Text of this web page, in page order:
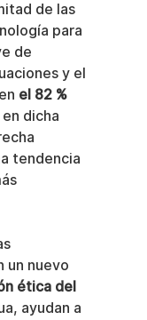
de las
para
de
y el
el 82 %
dicha
tendencia
un nuevo
ética del
ayudan a